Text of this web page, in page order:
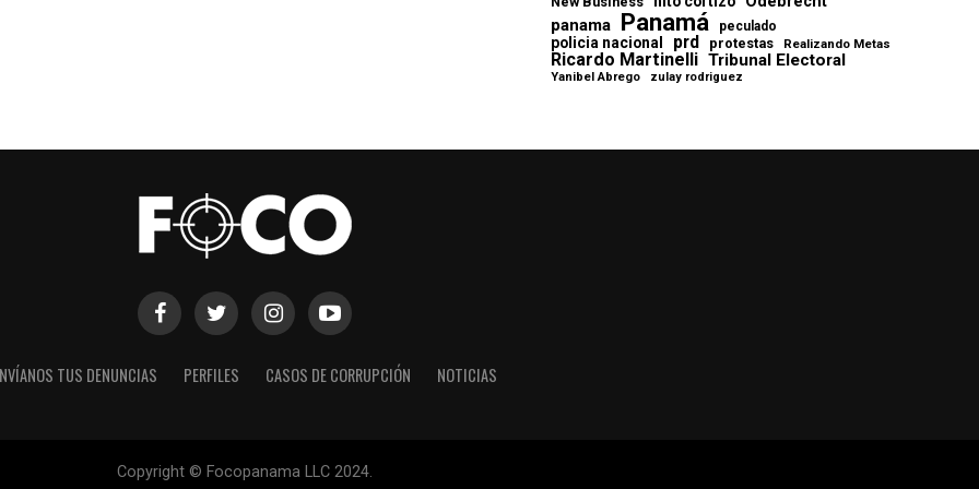
panama Panamá peculado
policia nacional prd protestas Realizando Metas
Ricardo Martinelli Tribunal Electoral
Yanibel Abrego zulay rodriguez
TUS DENUNCIAS PERFILES CASOS DE CORRUPCIÓN NOTICIAS
Copyright © Focopanama LLC 2024.